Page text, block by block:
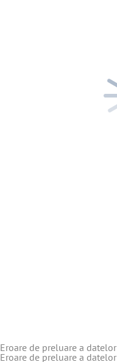
Eroare de preluare a datelor
Eroare de preluare a datelor